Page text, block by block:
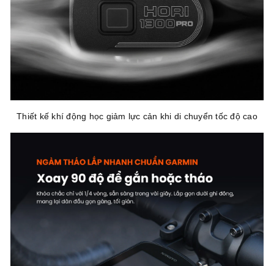
Thiết kế khí động học giảm lực cản khi di chuyển tốc độ cao